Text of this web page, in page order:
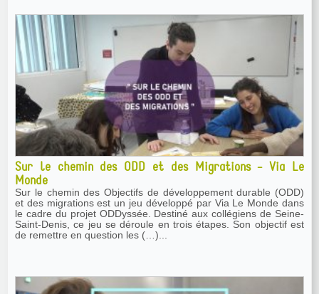
Sur le chemin des ODD et des Migrations - Via Le
Monde
Sur le chemin des Objectifs de développement durable (ODD)
et des migrations est un jeu développé par Via Le Monde dans
le cadre du projet ODDyssée. Destiné aux collégiens de Seine-
Saint-Denis, ce jeu se déroule en trois étapes. Son objectif est
de remettre en question les (…)...